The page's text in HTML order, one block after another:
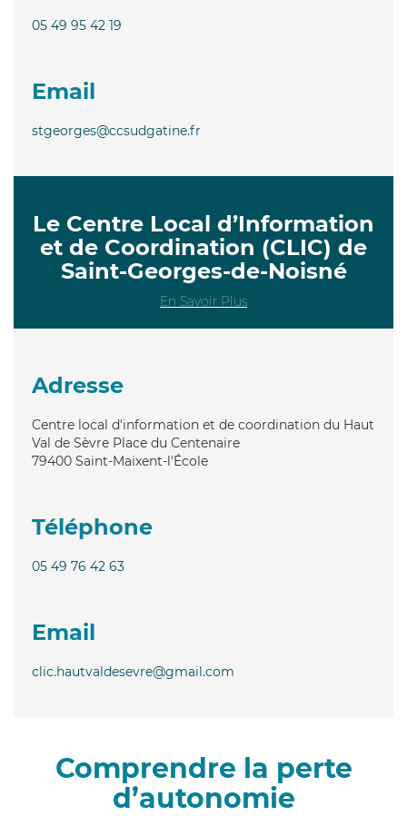
05 49 95 42 19
Email
stgeorges@ccsudgatine.fr
Le Centre Local d’Information
et de Coordination (CLIC) de
Saint-Georges-de-Noisné
En Savoir Plus
Adresse
Centre local d'information et de coordination du Haut
Val de Sèvre Place du Centenaire
79400 Saint-Maixent-l'École
Téléphone
05 49 76 42 63
Email
clic.hautvaldesevre@gmail.com
Comprendre la perte
d’autonomie